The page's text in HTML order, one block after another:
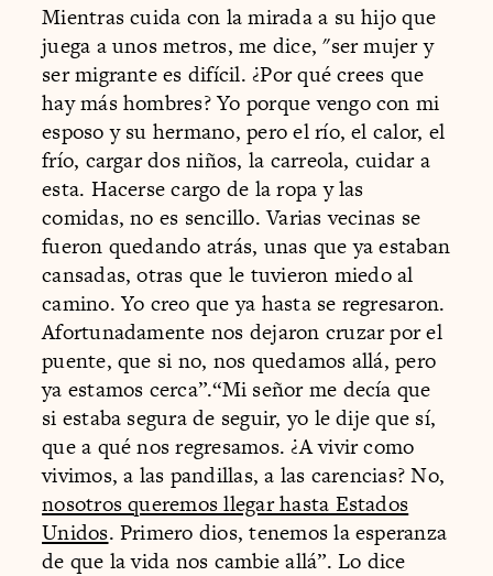
Mientras cuida con la mirada a su hijo que
juega a unos metros, me dice, "ser mujer y
ser migrante es difícil. ¿Por qué crees que
hay más hombres? Yo porque vengo con mi
esposo y su hermano, pero el río, el calor, el
frío, cargar dos niños, la carreola, cuidar a
esta. Hacerse cargo de la ropa y las
comidas, no es sencillo. Varias vecinas se
fueron quedando atrás, unas que ya estaban
cansadas, otras que le tuvieron miedo al
camino. Yo creo que ya hasta se regresaron.
Afortunadamente nos dejaron cruzar por el
puente, que si no, nos quedamos allá, pero
ya estamos cerca”.“Mi señor me decía que
si estaba segura de seguir, yo le dije que sí,
que a qué nos regresamos. ¿A vivir como
vivimos, a las pandillas, a las carencias? No,
nosotros queremos llegar hasta Estados
Unidos. Primero dios, tenemos la esperanza
de que la vida nos cambie allá”. Lo dice